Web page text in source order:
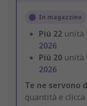
In magazzino
Più 22 unità
2026
Più 20 unità
2026
Te ne servono
quantità e